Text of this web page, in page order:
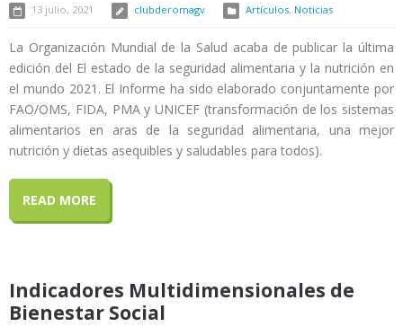
13 julio, 2021 clubderomagv Artículos, Noticias
La Organización Mundial de la Salud acaba de publicar la última
edición del El estado de la seguridad alimentaria y la nutrición en
el mundo 2021. El Informe ha sido elaborado conjuntamente por
FAO/OMS, FIDA, PMA y UNICEF (transformación de los sistemas
alimentarios en aras de la seguridad alimentaria, una mejor
nutrición y dietas asequibles y saludables para todos).
READ MORE
Indicadores Multidimensionales de
Bienestar Social